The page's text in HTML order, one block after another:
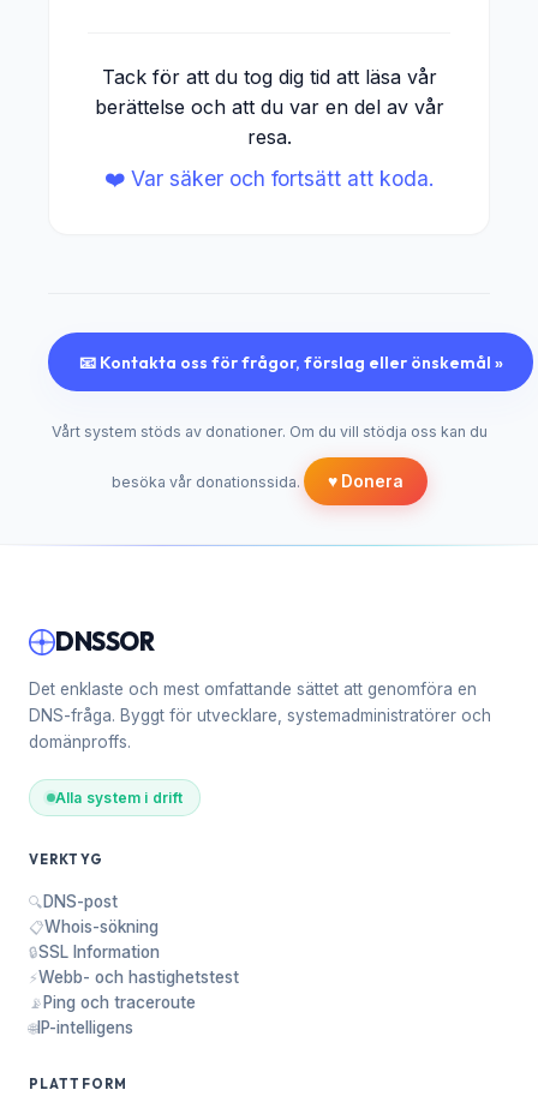
Tack för att du tog dig tid att läsa vår
berättelse och att du var en del av vår
resa.
❤️ Var säker och fortsätt att koda.
📧 Kontakta oss för frågor, förslag eller önskemål »
Vårt system stöds av donationer. Om du vill stödja oss kan du
besöka vår donationssida. ♥️ Donera
DNSSOR
Det enklaste och mest omfattande sättet att genomföra en
DNS-fråga. Byggt för utvecklare, systemadministratörer och
domänproffs.
Alla system i drift
VERKTYG
🔍 DNS-post
📋Whois-sökning
🔒SSL Information
⚡Webb- och hastighetstest
📡 Ping och traceroute
🌐IP-intelligens
PLATTFORM